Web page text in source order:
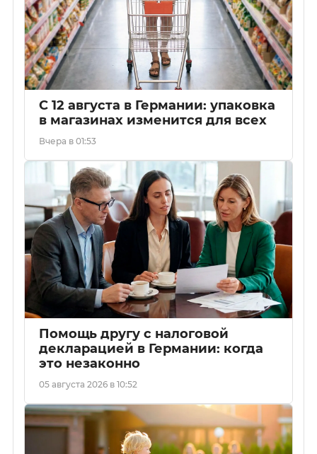
С 12 августа в Германии: упаковка
в магазинах изменится для всех
Вчера в 01:53
Помощь другу с налоговой
декларацией в Германии: когда
это незаконно
05 августа 2026 в 10:52